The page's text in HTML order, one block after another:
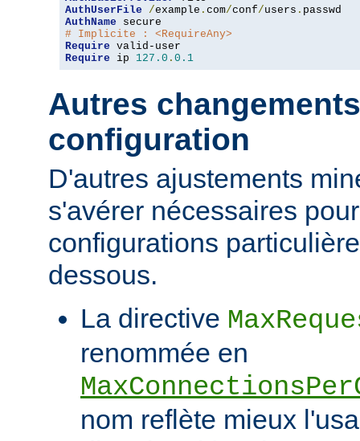
AuthUserFile
/example . com/conf/users .
AuthName
# Implicite : <RequireAny>
Require
Require ip 127.0 . 0.1
Autres
configuration
D'autres ajustements
s'avérer nécessaires
configurations
dessous.
La directive
renommée en
nom reflète mieux